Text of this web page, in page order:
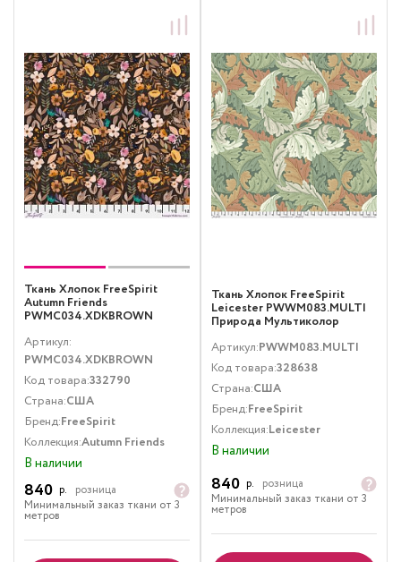
Ткань Хлопок FreeSpirit
Autumn Friends
PWMC034.XDKBROWN
Коричневый
Артикул:
PWMC034.XDKBROWN
Код товара:332790
Страна:США
Бренд:FreeSpirit
Коллекция:Autumn Friends
В наличии
840 р.
розница
Минимальный заказ ткани от 3
метров
Ткань Хлопок FreeSpirit
Leicester PWWM083.MULTI
Природа Мультиколор
Артикул:PWWM083.MULTI
Код товара:328638
Страна:США
Бренд:FreeSpirit
Коллекция:Leicester
В наличии
840 р.
розница
Минимальный заказ ткани от 3
метров